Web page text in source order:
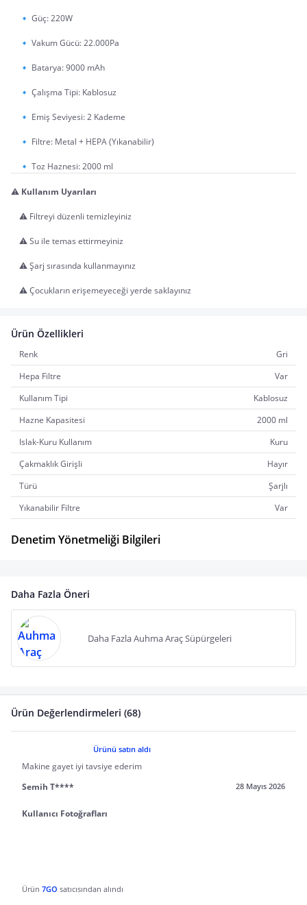
	🔹 Güç: 220W
	🔹 Vakum Gücü: 22.000Pa
	🔹 Batarya: 9000 mAh
	🔹 Çalışma Tipi: Kablosuz
	🔹 Emiş Seviyesi: 2 Kademe
	🔹 Filtre: Metal + HEPA (Yıkanabilir)
	🔹 Toz Haznesi: 2000 ml
⚠️ Kullanım Uyarıları
	⚠️ Filtreyi düzenli temizleyiniz
	⚠️ Su ile temas ettirmeyiniz
	⚠️ Şarj sırasında kullanmayınız
	⚠️ Çocukların erişemeyeceği yerde saklayınız
Ürün Özellikleri
Renk
Gri
Hepa Filtre
Var
Kullanım Tipi
Kablosuz
Hazne Kapasitesi
2000 ml
Islak-Kuru Kullanım
Kuru
Çakmaklık Girişli
Hayır
Türü
Şarjlı
Yıkanabilir Filtre
Var
Denetim Yönetmeliği Bilgileri
Daha Fazla Öneri
Daha Fazla Auhma Araç Süpürgeleri
Ürün Değerlendirmeleri (68)
Ürünü satın aldı
Makine gayet iyi tavsiye ederim
Semih T****
28 Mayıs 2026
Kullanıcı Fotoğrafları
Ürün 7GO satıcısından alındı